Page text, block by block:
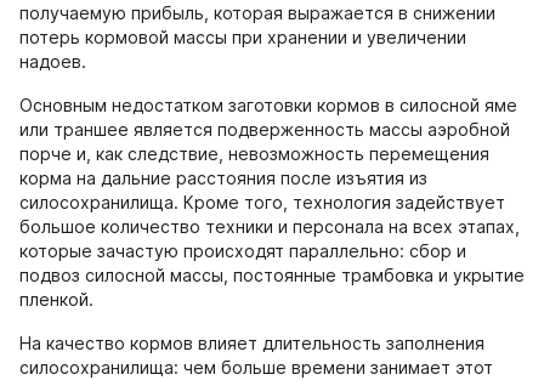
получаемую прибыль, которая выражается в снижении
потерь кормовой массы при хранении и увеличении
надоев.
Основным недостатком заготовки кормов в силосной яме
или траншее является подверженность массы аэробной
порче и, как следствие, невозможность перемещения
корма на дальние расстояния после изъятия из
силосохранилища. Кроме того, технология задействует
большое количество техники и персонала на всех этапах,
которые зачастую происходят параллельно: сбор и
подвоз силосной массы, постоянные трамбовка и укрытие
пленкой.
На качество кормов влияет длительность заполнения
силосохранилища: чем больше времени занимает этот